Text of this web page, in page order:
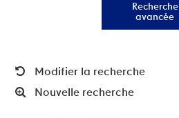
Recherche
avancée
Modifier la recherche
Nouvelle recherche